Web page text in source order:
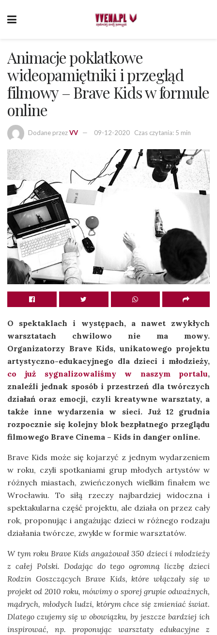
Animacje poklatkowe
wideopamiętniki i przegląd
filmowy – Brave Kids w formule
online
Dodane przezVV 09-12-2020 Czas czytania: 5 min
O spektaklach i występach, a nawet zwykłych
warsztatach chwilowo nie ma mowy.
Organizatorzy Brave Kids, unikatowego projektu
artystyczno-edukacyjnego dla dzieci i młodzieży,
co już sygnalizowaliśmy w naszym portalu,
znaleźli jednak sposób i przestrzeń dla twórczych
działań oraz emocji, czyli kreatywne warsztaty, a
także inne wydarzenia w sieci. Już 12 grudnia
rozpocznie się kolejny blok bezpłatnego przeglądu
filmowego Brave Cinema – Kids in danger online.
Brave Kids może się kojarzyć z jednym wydarzeniem
w roku, czyli spotkaniami grup młodych artystów w
różnych miastach, zwieńczonych wielkim finałem we
Wrocławiu. To siłą rzeczy najbardziej widoczna i
spektakularna część projektu, ale działa on przez cały
rok, proponując i angażując dzieci w różnego rodzaju
działania twórcze, zwykle w formie warsztatów.
W tym roku Brave Kids angażował 350 dzieci i młodzieży
z całej Polski. Dodając do tego ogromną liczbę dzieci
Rodzin Goszczących Brave Kids, które włączały się w
projekt od 2010 roku, mówimy o sporej grupie odważnych,
mądrych, młodych ludzi, którym chce się zmieniać świat.
Dlatego czujemy się w obowiązku, by jeszcze bardziej ich
inspirować, np. proponując warsztaty edukacyjne z